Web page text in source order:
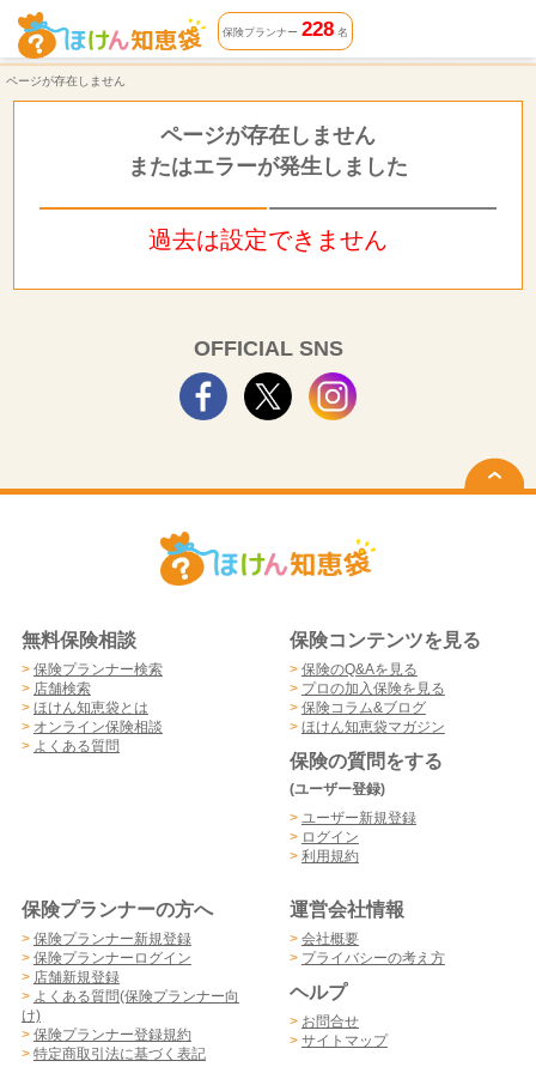
ページが存在しません | ほけん知恵袋
保険プランナー 228名
ページが存在しません
ページが存在しません
またはエラーが発生しました
過去は設定できません
OFFICIAL SNS
無料保険相談
> 保険プランナー検索
> 店舗検索
> ほけん知恵袋とは
> オンライン保険相談
> よくある質問
保険コンテンツを見る
> 保険のQ&Aを見る
> プロの加入保険を見る
> 保険コラム&ブログ
> ほけん知恵袋マガジン
保険の質問をする
(ユーザー登録)
> ユーザー新規登録
> ログイン
> 利用規約
保険プランナーの方へ
> 保険プランナー新規登録
> 保険プランナーログイン
> 店舗新規登録
> よくある質問(保険プランナー向
け)
> 保険プランナー登録規約
> 特定商取引法に基づく表記
運営会社情報
> 会社概要
> プライバシーの考え方
ヘルプ
> お問合せ
> サイトマップ